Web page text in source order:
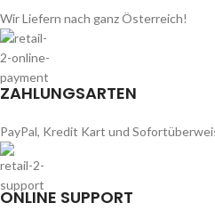
Wir Liefern nach ganz Österreich!
ZAHLUNGSARTEN
PayPal, Kredit Kart und
ONLINE SUPPORT